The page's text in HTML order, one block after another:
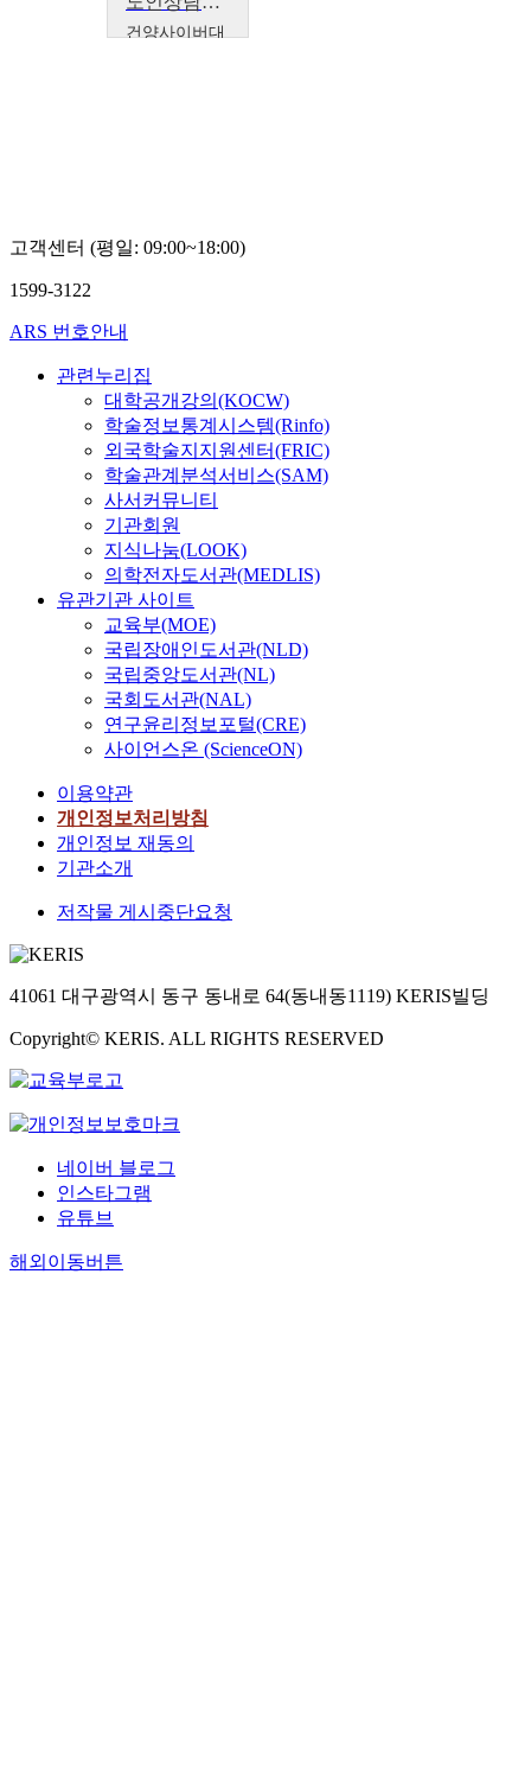
건양사이버대
고객센터 (평일: 09:00~18:00)
1599-3122
ARS 번호안내
관련누리집
대학공개강의(KOCW)
학술정보통계시스템(Rinfo)
외국학술지지원센터(FRIC)
학술관계분석서비스(SAM)
사서커뮤니티
기관회원
지식나눔(LOOK)
의학전자도서관(MEDLIS)
유관기관 사이트
교육부(MOE)
국립장애인도서관(NLD)
국립중앙도서관(NL)
국회도서관(NAL)
연구윤리정보포털(CRE)
사이언스온 (ScienceON)
이용약관
개인정보처리방침
개인정보 재동의
기관소개
저작물 게시중단요청
41061 대구광역시 동구 동내로 64(동내동1119) KERIS빌딩
Copyright© KERIS. ALL RIGHTS RESERVED
네이버 블로그
인스타그램
유튜브
해외이동버튼